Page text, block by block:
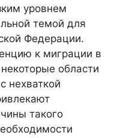
уровнем
темой для
Федерации.
к миграции в
области
нехваткой
такого